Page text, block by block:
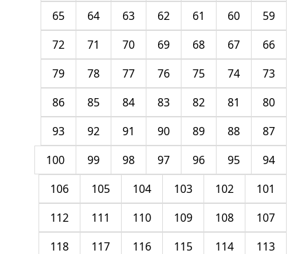
59
60
61
62
63
64
65
66
67
68
69
70
71
72
73
74
75
76
77
78
79
80
81
82
83
84
85
86
87
88
89
90
91
92
93
94
95
96
97
98
99
100
101
102
103
104
105
106
107
108
109
110
111
112
113
114
115
116
117
118